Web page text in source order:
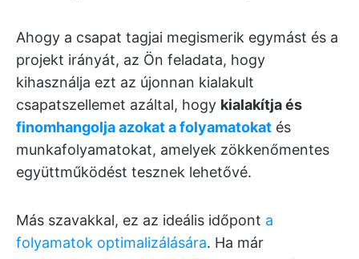
Ahogy a csapat tagjai megismerik egymást és a
projekt irányát, az Ön feladata, hogy
kihasználja ezt az újonnan kialakult
csapatszellemet azáltal, hogy kialakítja és
finomhangolja azokat a folyamatokat és
munkafolyamatokat, amelyek zökkenőmentes
együttműködést tesznek lehetővé.
Más szavakkal, ez az ideális időpont a
folyamatok optimalizálására. Ha már